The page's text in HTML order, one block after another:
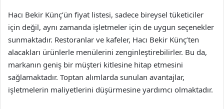
Hacı Bekir Künç’ün fiyat listesi, sadece bireysel tüketiciler
için değil, aynı zamanda işletmeler için de uygun seçenekler
sunmaktadır. Restoranlar ve kafeler, Hacı Bekir Künç’ten
alacakları ürünlerle menülerini zenginleştirebilirler. Bu da,
markanın geniş bir müşteri kitlesine hitap etmesini
sağlamaktadır. Toptan alımlarda sunulan avantajlar,
işletmelerin maliyetlerini düşürmesine yardımcı olmaktadır.